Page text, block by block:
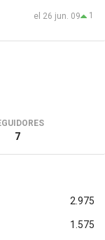
1
el 26 jun. 09
7
2.975
1.575